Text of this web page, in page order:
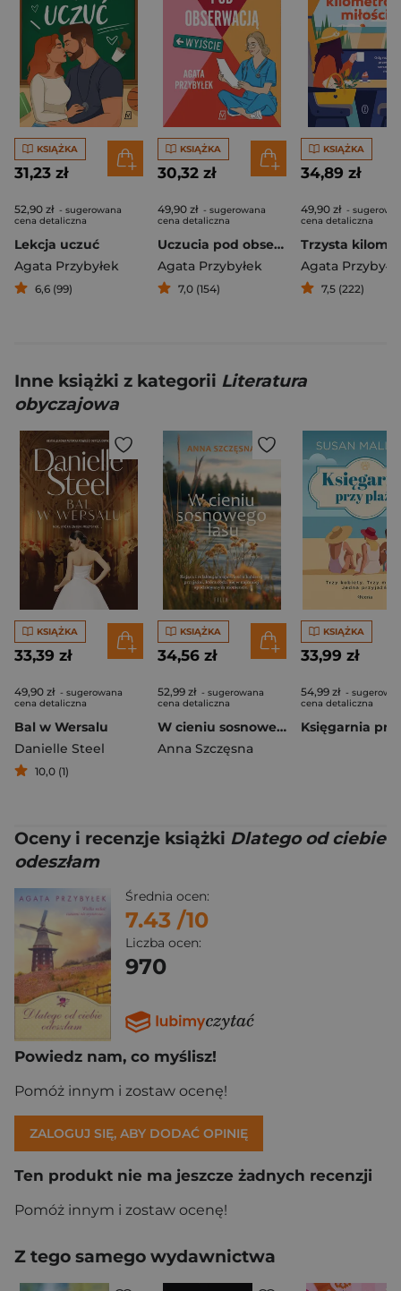
KSIĄŻKA
31,23 zł
52,90 zł - sugerowana
cena detaliczna
Lekcja uczuć
Agata Przybyłek
6,6 (99)
KSIĄŻKA
30,32 zł
49,90 zł - sugerowana
cena detaliczna
Uczucia pod obserwacją
Agata Przybyłek
7,0 (154)
KSIĄŻKA
34,89 zł
49,90 zł -
cena detaliczna
Agata
7,5 (222)
Inne książki z kategorii Literatura
obyczajowa
KSIĄŻKA
33,39 zł
49,90 zł - sugerowana
cena detaliczna
Bal w Wersalu
Danielle Steel
10,0 (1)
KSIĄŻKA
34,56 zł
52,99 zł - sugerowana
cena detaliczna
W cieniu sosnowego lasu
Anna Szczęsna
KSIĄŻKA
33,99 zł
54,99 zł -
cena detaliczna
Oceny i recenzje książki Dlatego od ciebie
odeszłam
Średnia ocen:
7.43 /10
Liczba ocen:
970
Powiedz nam, co myślisz!
Pomóż innym i zostaw ocenę!
ZALOGUJ SIĘ, ABY DODAĆ OPINIĘ
Ten produkt nie ma jeszcze żadnych recenzji
Pomóż innym i zostaw ocenę!
Z tego samego wydawnictwa